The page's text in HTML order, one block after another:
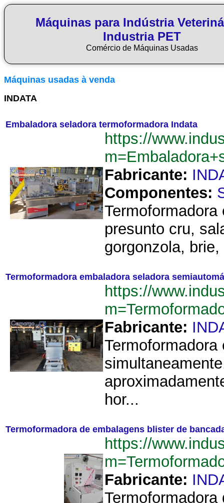
Máquinas para Indústria
Industria PET
Comércio de Máquinas Usadas
Máquinas usadas à venda
INDATA
Embaladora seladora termoformadora Indata
https://
Fabricante:
Componentes:
presunto cru,
gorgonzola,
Termoformadora embaladora seladora
https://
Fabricante:
hor...
Termoformadora de embalagens blister de
https://
Fabricante: